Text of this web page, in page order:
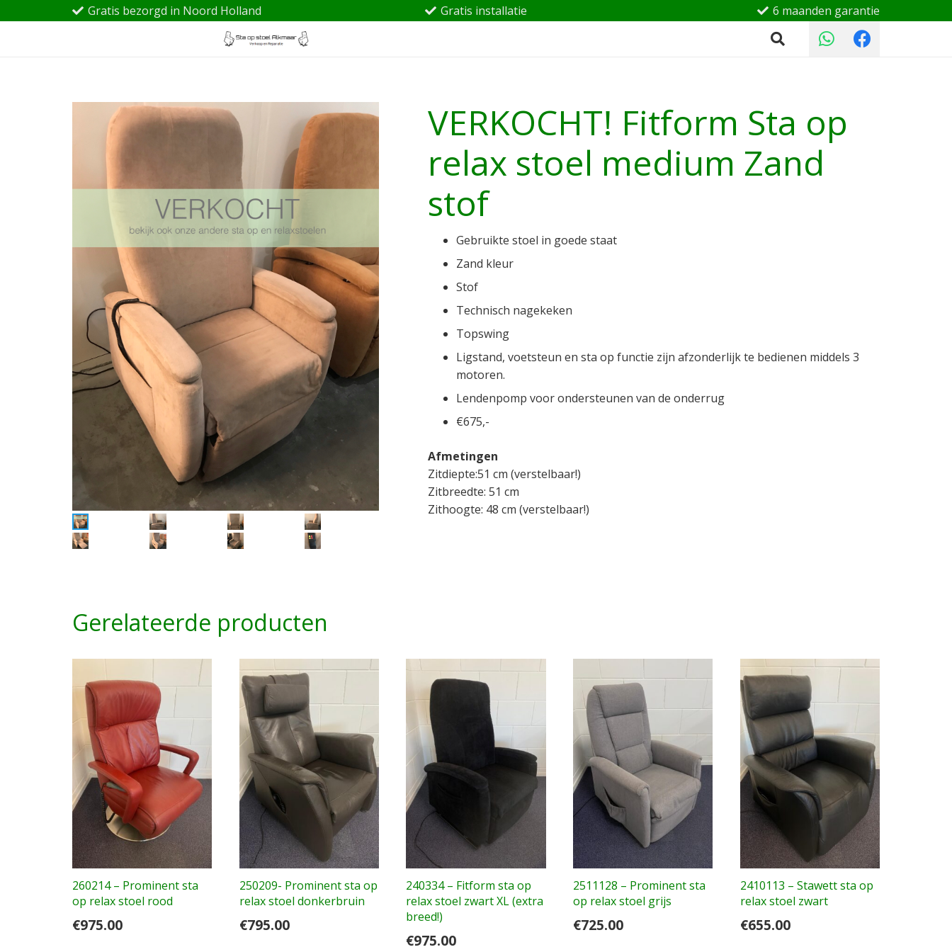
Gratis bezorgd in Noord Holland Gratis installatie 6 maanden garantie
VERKOCHT! Fitform Sta op
relax stoel medium Zand
stof
Gebruikte stoel in goede staat
Zand kleur
Stof
Technisch nagekeken
Topswing
Ligstand, voetsteun en sta op functie zijn afzonderlijk te bedienen middels 3
motoren.
Lendenpomp voor ondersteunen van de onderrug
€675,-
Afmetingen
Zitdiepte:51 cm (verstelbaar!)
Zitbreedte: 51 cm
Zithoogte: 48 cm (verstelbaar!)
Gerelateerde producten
260214 – Prominent sta
op relax stoel rood
€975.00
250209- Prominent sta op
relax stoel donkerbruin
€795.00
240334 – Fitform sta op
relax stoel zwart XL (extra
breed!)
€975.00
2511128 – Prominent sta
op relax stoel grijs
€725.00
2410113 – Stawett sta op
relax stoel zwart
€655.00